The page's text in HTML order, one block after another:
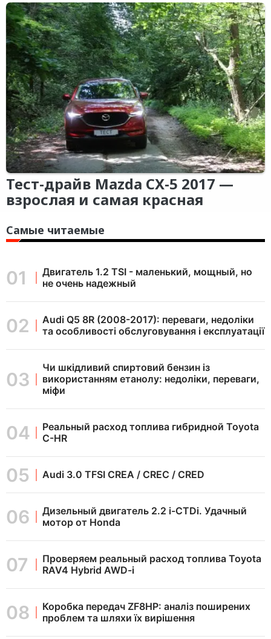
Тест-драйв Mazda CX-5 2017 —
взрослая и самая красная
Самые читаемые
Двигатель 1.2 TSI - маленький, мощный, но
не очень надежный
Audi Q5 8R (2008-2017): переваги, недоліки
та особливості обслуговування і експлуатації
Чи шкідливий спиртовий бензин із
використанням етанолу: недоліки, переваги,
міфи
Реальный расход топлива гибридной Toyota
C-HR
Audi 3.0 TFSI CREA / CREC / CRED
Дизельный двигатель 2.2 i-CTDi. Удачный
мотор от Honda
Проверяем реальный расход топлива Toyota
RAV4 Hybrid AWD-i
Коробка передач ZF8HP: аналіз поширених
проблем та шляхи їх вирішення